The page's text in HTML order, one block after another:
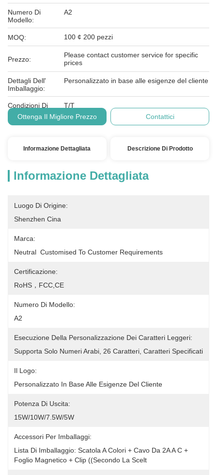
Numero Di
Modello:
A2
MOQ: 100 ¢ 200 pezzi
Prezzo:
Please contact customer service for specific
prices
Dettagli Dell'
Imballaggio:
Personalizzato in base alle esigenze del cliente
Condizioni Di
Pagamento:
T/T
Ottenga Il Migliore Prezzo
Contattici
Informazione Dettagliata Descrizione Di Prodotto
Informazione Dettagliata
Luogo Di Origine:
Shenzhen Cina
Marca:
Neutral  Customised To Customer Requirements
Certificazione:
RoHS，FCC,CE
Numero Di Modello:
A2
Esecuzione Della Personalizzazione Dei Caratteri Leggeri:
Supporta Solo Numeri Arabi, 26 Caratteri, Caratteri Specificati
Il Logo:
Personalizzato In Base Alle Esigenze Del Cliente
Potenza Di Uscita:
15W/10W/7.5W/5W
Accessori Per Imballaggi:
Lista Di Imballaggio: Scatola A Colori + Cavo Da 2A A C +
Foglio Magnetico + Clip ((secondo La Scelt